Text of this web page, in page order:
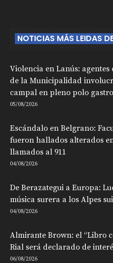
NOTICIAS MÁS LEIDAS
Violencia en Lanús:
de la Municipalidad
campal en pleno polo
05/08/2026
Escándalo en Belgrano:
fueron hallados alterados
llamados al 911
04/08/2026
De Berazategui a Europa:
música surera a los Alpes
04/08/2026
Almirante Brown: el “Libro
Rial será declarado de
06/08/2026